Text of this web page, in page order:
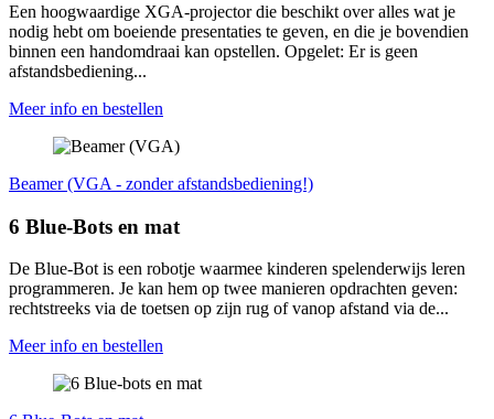
Een hoogwaardige XGA-projector die beschikt over alles wat je
nodig hebt om boeiende presentaties te geven, en die je bovendien
binnen een handomdraai kan opstellen. Opgelet: Er is geen
afstandsbediening...
Meer info en bestellen
Beamer (VGA - zonder afstandsbediening!)
6 Blue-Bots en mat
De Blue-Bot is een robotje waarmee kinderen spelenderwijs leren
programmeren. Je kan hem op twee manieren opdrachten geven:
rechtstreeks via de toetsen op zijn rug of vanop afstand via de...
Meer info en bestellen